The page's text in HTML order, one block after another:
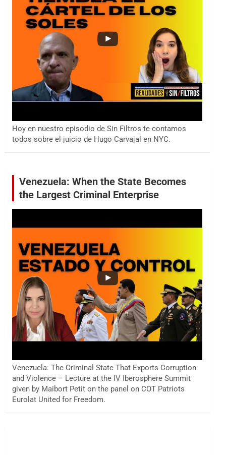
Hoy en nuestro episodio de Sin Filtros te contamos
todos sobre el juicio de Hugo Carvajal en NYC.
Venezuela: When the State Becomes
the Largest Criminal Enterprise
Venezuela: The Criminal State That Exports Corruption
and Violence – Lecture at the IV Iberosphere Summit
given by Maibort Petit on the panel on COT Patriots
Eurolat United for Freedom.